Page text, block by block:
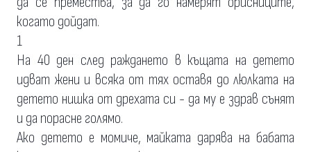
когато дойдат.
1
На 40 ден след раждането в къщата на детето
идват жени и всяка от тях оставя до люлката на
детето нишка от дрехата си - да му е здрав сънят
и да порасне голямо.
Ако детето е момиче, майката дарява на бабата